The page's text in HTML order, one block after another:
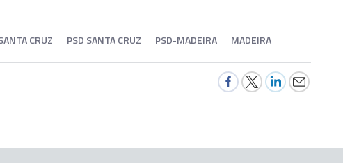
CRUZ PSD SANTA CRUZ PSD-MADEIRA MADEIRA